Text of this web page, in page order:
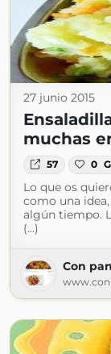
27 junio 2015
muchas
57 0
Lo que os
como una
algún tiempo.
(...)
Con